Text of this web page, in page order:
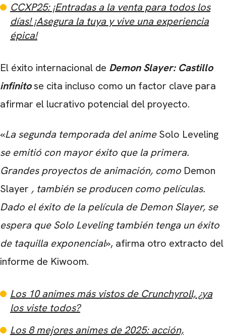
CCXP25: ¡Entradas a la venta para todos los
días! ¡Asegura la tuya y vive una experiencia
épica!
El éxito internacional de Demon Slayer: Castillo
infinitose cita incluso como un factor clave para
afirmar el lucrativo potencial del proyecto.
«La segunda temporada del animeSolo Leveling
se emitió con mayor éxito que la primera.
Grandes proyectos de animación, como Demon
Slayer , también se producen como películas.
Dado el éxito de la película de Demon Slayer, se
espera que Solo Leveling también tenga un éxito
de taquilla exponencial», afirma otro extracto del
informe de Kiwoom.
Los 10 animes más vistos de Crunchyroll, ¿ya
los viste todos?
Los 8 mejores animes de 2025: acción,
CARREGANDO PUBLICIDADE